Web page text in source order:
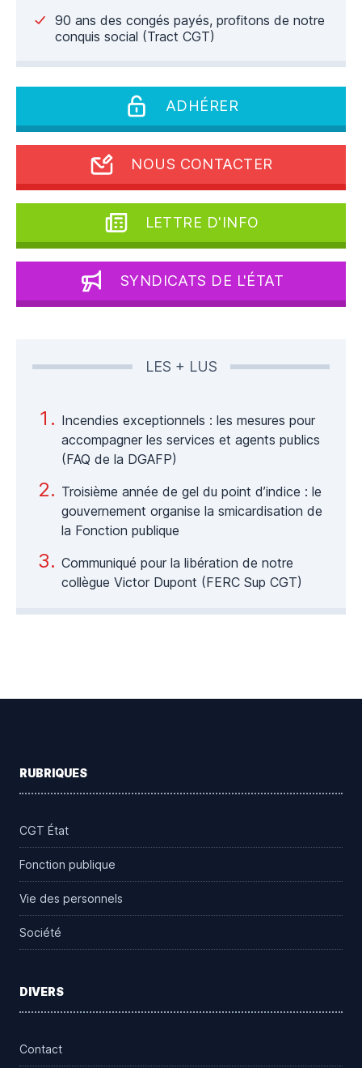
90 ans des congés payés, profitons de notre
conquis social (Tract CGT)
ADHÉRER
NOUS CONTACTER
LETTRE D'INFO
SYNDICATS DE L'ÉTAT
LES + LUS
Incendies exceptionnels : les mesures pour
accompagner les services et agents publics
(FAQ de la DGAFP)
Troisième année de gel du point d’indice : le
gouvernement organise la smicardisation de
la Fonction publique
Communiqué pour la libération de notre
collègue Victor Dupont (FERC Sup CGT)
RUBRIQUES
CGT État
Fonction publique
Vie des personnels
Société
DIVERS
Contact